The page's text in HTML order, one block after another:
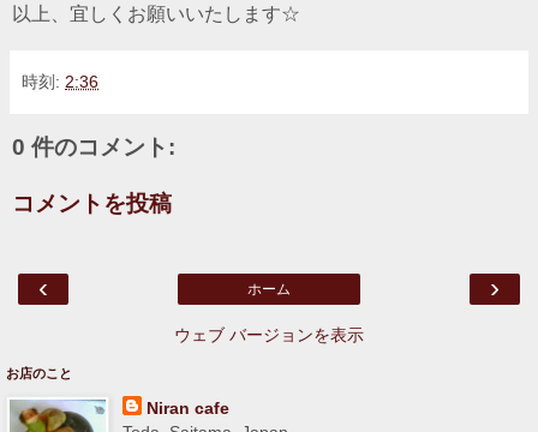
以上、宜しくお願いいたします☆
時刻: 2:36
0 件のコメント:
コメントを投稿
‹ ›
ホーム
ウェブ バージョンを表示
お店のこと
Niran cafe